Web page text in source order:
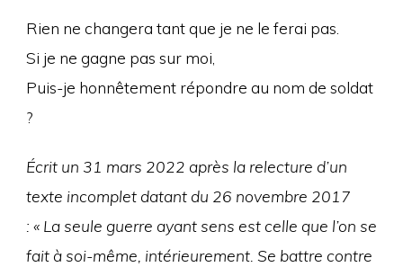
Rien ne changera tant que je ne le ferai pas.
Si je ne gagne pas sur moi,
Puis-je honnêtement répondre au nom de soldat
?
Écrit un 31 mars 2022 après la relecture d’un
texte incomplet datant du 26 novembre 2017
: « La seule guerre ayant sens est celle que l’on se
fait à soi-même, intérieurement. Se battre contre